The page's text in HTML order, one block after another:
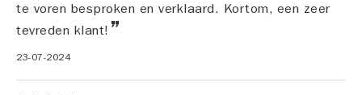
te voren besproken en verklaard. Kortom, een zeer
tevreden klant!
23-07-2024